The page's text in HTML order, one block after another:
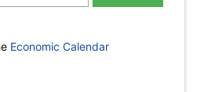
Economic Calendar